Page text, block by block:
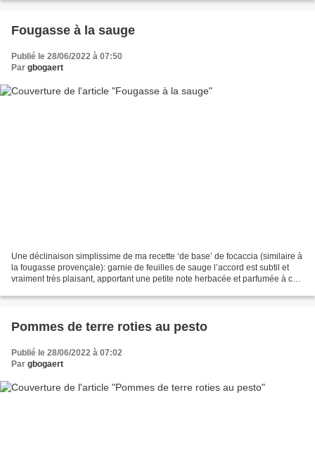
Fougasse à la sauge
Publié le 28/06/2022 à 07:50
Par gbogaert
Une déclinaison simplissime de ma recette ‘de base’ de focaccia (similaire à
la fougasse provençale): garnie de feuilles de sauge l’accord est subtil et
vraiment très plaisant, apportant une petite note herbacée et parfumée à ce
Pommes de terre roties au pesto
Publié le 28/06/2022 à 07:02
Par gbogaert